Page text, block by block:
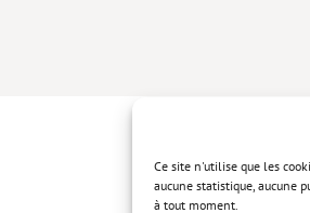
Ce site n'utilise que les
aucune statistique, aucune
à tout moment.
Politique de confidentialité